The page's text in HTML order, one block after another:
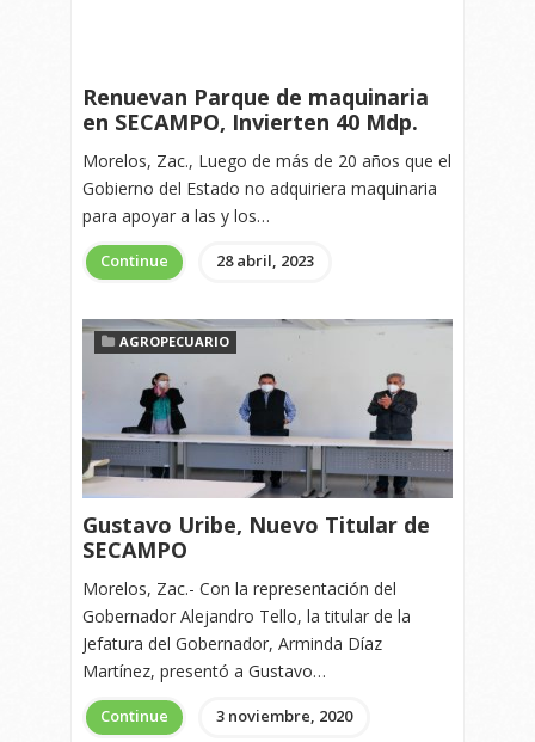
Renuevan Parque de maquinaria
en SECAMPO, Invierten 40 Mdp.
Morelos, Zac., Luego de más de 20 años que el
Gobierno del Estado no adquiriera maquinaria
para apoyar a las y los…
Continue 28 abril, 2023
AGROPECUARIO
Gustavo Uribe, Nuevo Titular de
SECAMPO
Morelos, Zac.- Con la representación del
Gobernador Alejandro Tello, la titular de la
Jefatura del Gobernador, Arminda Díaz
Martínez, presentó a Gustavo…
Continue 3 noviembre, 2020